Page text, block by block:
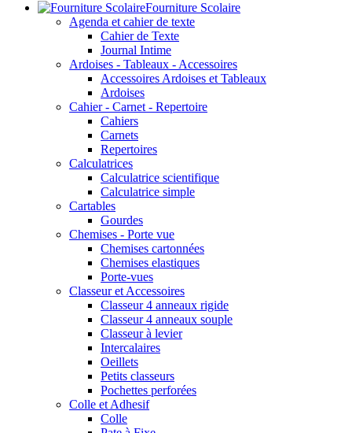
Fourniture Scolaire
Agenda et cahier de texte
Cahier de Texte
Journal Intime
Ardoises - Tableaux - Accessoires
Accessoires Ardoises et Tableaux
Ardoises
Cahier - Carnet - Repertoire
Cahiers
Carnets
Repertoires
Calculatrices
Calculatrice scientifique
Calculatrice simple
Cartables
Gourdes
Chemises - Porte vue
Chemises cartonnées
Chemises elastiques
Porte-vues
Classeur et Accessoires
Classeur 4 anneaux rigide
Classeur 4 anneaux souple
Classeur à levier
Intercalaires
Oeillets
Petits classeurs
Pochettes perforées
Colle et Adhesif
Colle